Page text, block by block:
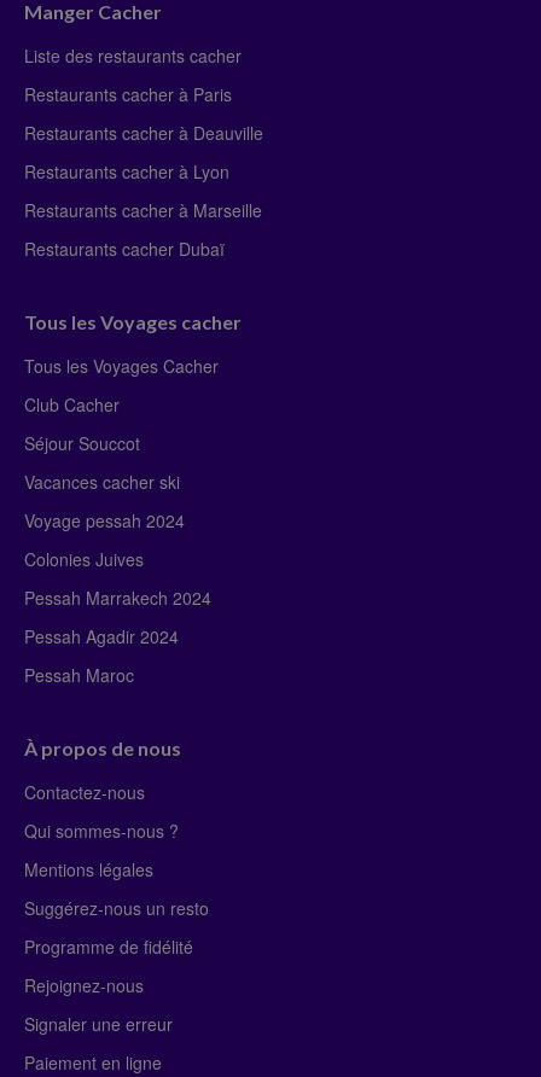
Manger Cacher
Liste des restaurants cacher
Restaurants cacher à Paris
Restaurants cacher à Deauville
Restaurants cacher à Lyon
Restaurants cacher à Marseille
Restaurants cacher Dubaï
Tous les Voyages cacher
Tous les Voyages Cacher
Club Cacher
Séjour Souccot
Vacances cacher ski
Voyage pessah 2024
Colonies Juives
Pessah Marrakech 2024
Pessah Agadir 2024
Pessah Maroc
À propos de nous
Contactez-nous
Qui sommes-nous ?
Mentions légales
Suggérez-nous un resto
Programme de fidélité
Rejoignez-nous
Signaler une erreur
Paiement en ligne